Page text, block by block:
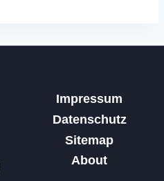
Impressum
Datenschutz
Sitemap
About